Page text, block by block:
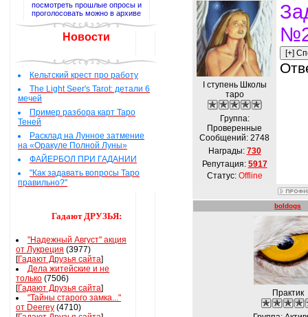
посмотреть прошлые опросы и
проголосовать можно в архиве
Новости
Кельтский крест про работу
The Light Seer's Tarot: детали 6
мечей
Пример разбора карт Таро
Теней
Расклад на Лунное затмение
на «Оракуле Полной Луны»
ФАЙЕРБОЛ ПРИ ГАДАНИИ
"Как задавать вопросы Таро
правильно?"
Гадают ДРУЗЬЯ:
"Надежный Август" акция
от Лукреция (3977)
[Гадают Друзья сайта]
Дела житейские и не
только (7506)
[Гадают Друзья сайта]
"Тайны старого замка..."
от Deerey (4710)
I ступень Школы
таро
Группа:
Проверенные
Сообщений: 2748
Награды: 730
Репутация: 5917
Статус: Offline
boldogs
Практик